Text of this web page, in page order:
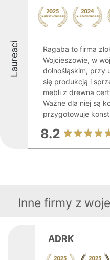
Laureaci
Ragaba to firma
Wojcieszowie, w
dolnośląskim, przy
się produkcją i
mebli z drewna
Ważne dla niej są
przygotowuje
8.2
Inne firmy z
ADRK